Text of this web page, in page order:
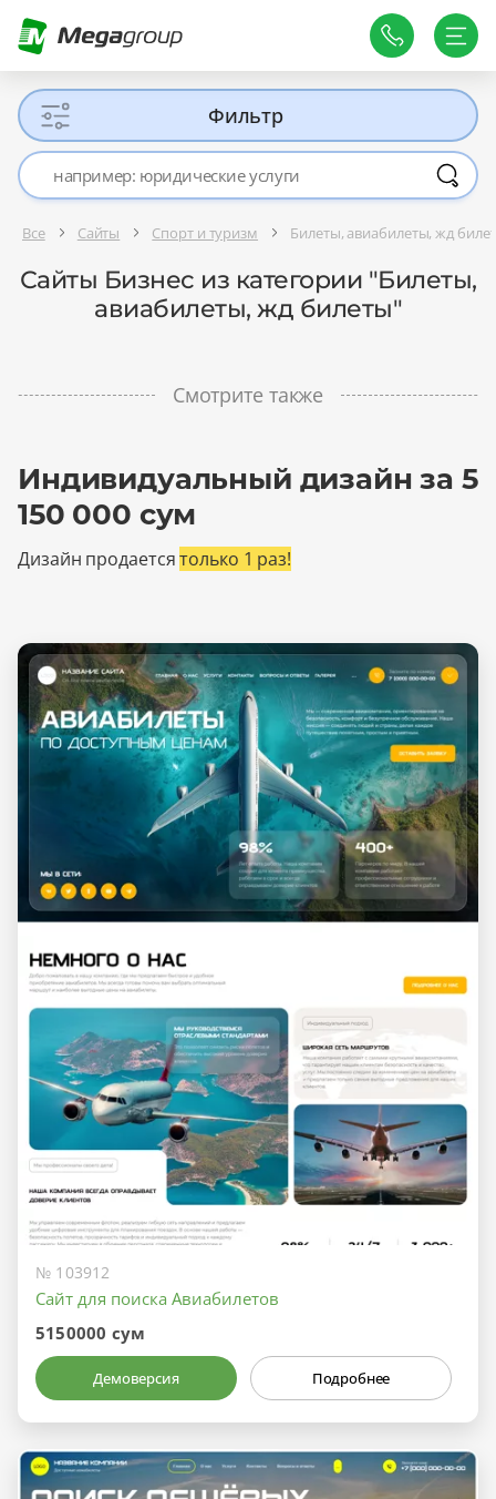
Фильтр
Все Сайты Спорт и туризм Билеты, авиабилеты, жд
Сайты Бизнес из категории "Билеты,
авиабилеты, жд билеты"
Смотрите также
Индивидуальный дизайн за 5
150 000 сум
Дизайн продаетсятолько 1 раз!
№ 103912
Сайт для поиска Авиабилетов
5150000 сум
Демоверсия Подробнее